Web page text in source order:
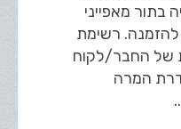
בתור מאפייני
להזמנה. רשימת
של החבר/לקוח
המרה